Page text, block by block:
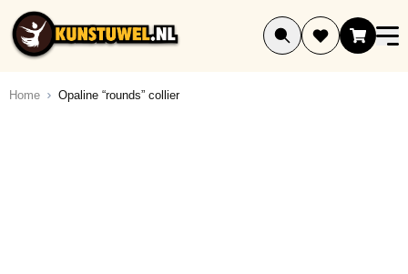
Ga naar de inhoud
Home Opaline “rounds” collier